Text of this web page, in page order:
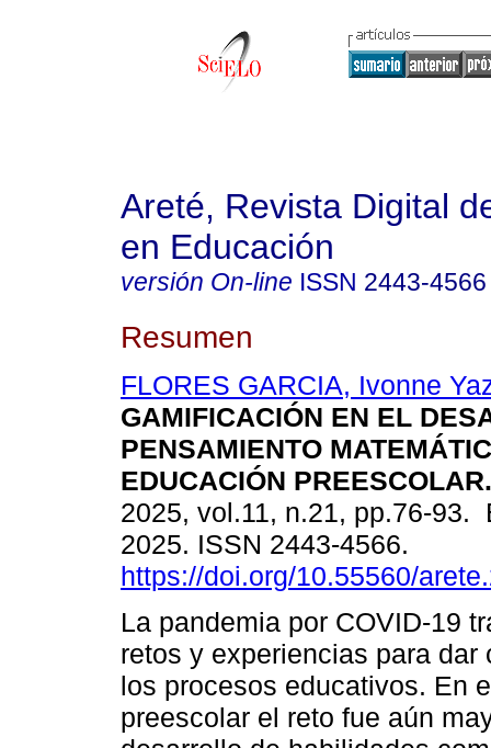
Areté, Revista Digital
en Educación
versión On-line ISSN 2443-4566
Resumen
FLORES GARCIA, Ivonne
GAMIFICACIÓN EN EL
PENSAMIENTO
EDUCACIÓN PREESCOLAR.
2025, vol.11, n.21, pp.76-93.
2025. ISSN 2443-4566.
https://doi.org/10.55560/
La pandemia por COVID-19
retos y experiencias para dar
los procesos educativos. En
preescolar el reto fue aún